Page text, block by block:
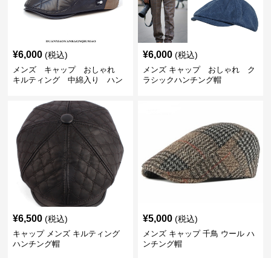
¥6,000 (税込)
メンズ キャップ おしゃれ
キルティング 中綿入り ハン
¥6,000 (税込)
メンズ キャップ おしゃれ ク
ラシックハンチング帽
¥6,500 (税込)
キャップ メンズ キルティング
ハンチング帽
¥5,000 (税込)
メンズ キャップ 千鳥 ウール ハ
ンチング帽